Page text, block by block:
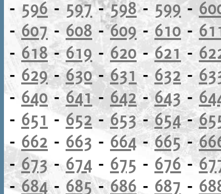
- 596 - 597-598- 599-
- 607 - 608 -609- 610 -
- 618-619 - 620-621 -
- 629-630-631 - 632 -
- 640 -641- 642-643-
- 651 -652 -653-654-
- 662 - 663 - 664-665-
-673-674 - 675 - 676-
-684- 685-686 - 687 -